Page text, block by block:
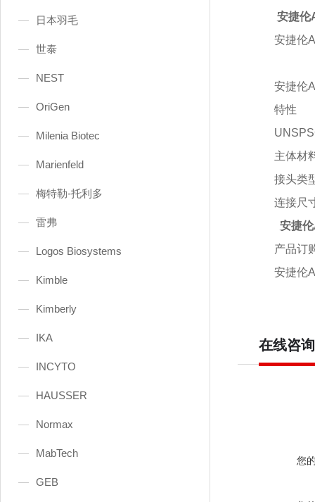
日本羽毛
世泰
NEST
OriGen
Milenia Biotec
Marienfeld
梅特勒-托利多
雷弗
Logos Biosystems
Kimble
Kimberly
IKA
INCYTO
HAUSSER
Normax
MabTech
GEB
安捷伦
安捷伦
安捷伦
特性
主体材
接头类
连接尺
安捷
产品订
安捷伦
在线咨询
您